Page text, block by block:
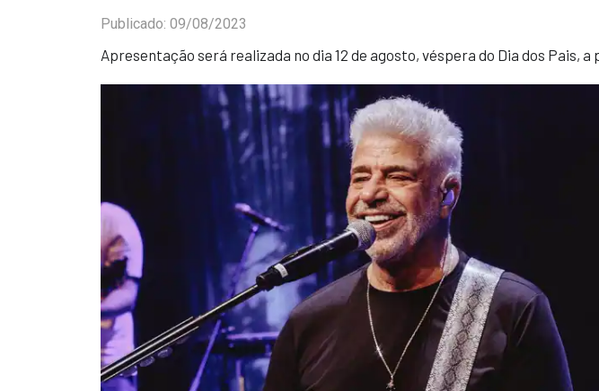
Publicado: 09/08/2023
Apresentação será realizada no dia 12 de agosto, véspera do Dia dos Pais, a